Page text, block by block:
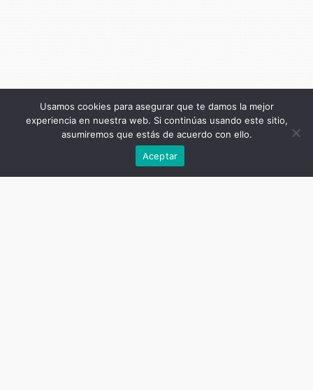
Usamos cookies para asegurar que te damos la mejor
experiencia en nuestra web. Si continúas usando este sitio,
asumiremos que estás de acuerdo con ello.
Aceptar